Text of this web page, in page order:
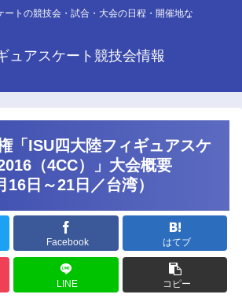
ートの競技会・試合・大会の日程・開催地な
ュアスケート競技会情報
「ISU四大陸フィギュアスケ
（4CC）」大会概要
16日～21日／台湾）
Facebook はてブ
LINE コピー